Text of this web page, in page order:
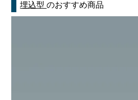
埋込型のおすすめ商品